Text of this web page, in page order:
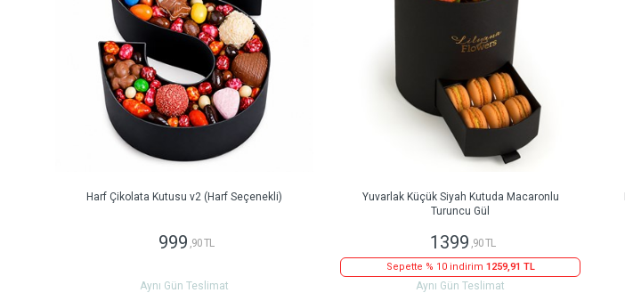
Harf Çikolata Kutusu v2 (Harf Seçenekli)
999 ,90 TL
Aynı Gün Teslimat
Yuvarlak Küçük Siyah Kutuda Macaronlu
Turuncu Gül
1399 ,90 TL
Sepette % 10 indirim 1259,91 TL
Aynı Gün Teslimat